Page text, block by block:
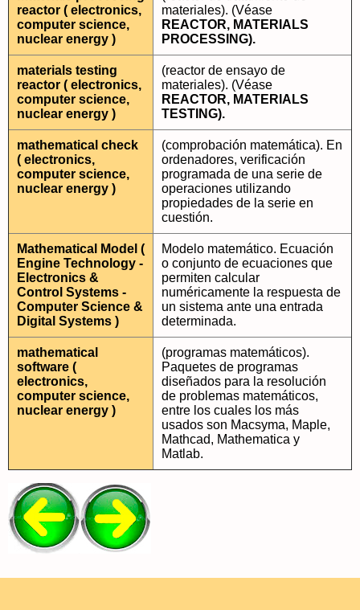
reactor ( electronics,
computer science,
nuclear energy )
materiales). (Véase
REACTOR, MATERIALS
PROCESSING).
materials testing
reactor ( electronics,
computer science,
nuclear energy )
(reactor de ensayo de
materiales). (Véase
REACTOR, MATERIALS
TESTING).
mathematical check
( electronics,
computer science,
nuclear energy )
(comprobación matemática). En
ordenadores, verificación
programada de una serie de
operaciones utilizando
propiedades de la serie en
cuestión.
Mathematical Model (
Engine Technology -
Electronics &
Control Systems -
Computer Science &
Digital Systems )
Modelo matemático. Ecuación
o conjunto de ecuaciones que
permiten calcular
numéricamente la respuesta de
un sistema ante una entrada
determinada.
mathematical
software (
electronics,
computer science,
nuclear energy )
(programas matemáticos).
Paquetes de programas
diseñados para la resolución
de problemas matemáticos,
entre los cuales los más
usados son Macsyma, Maple,
Mathcad, Mathematica y
Matlab.